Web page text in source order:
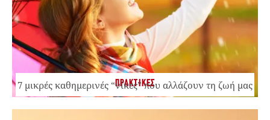
ΠΡΑΚΤΙΚΕΣ
7 μικρές καθημερινές “νίκες” που αλλάζουν τη ζωή μας